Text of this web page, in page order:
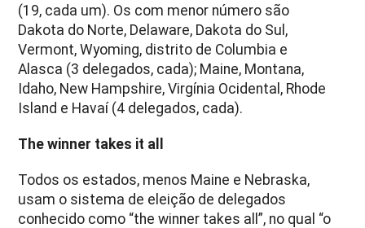
(19, cada um). Os com menor número são
Dakota do Norte, Delaware, Dakota do Sul,
Vermont, Wyoming, distrito de Columbia e
Alasca (3 delegados, cada); Maine, Montana,
Idaho, New Hampshire, Virgínia Ocidental, Rhode
Island e Havaí (4 delegados, cada).
The winner takes it all
Todos os estados, menos Maine e Nebraska,
usam o sistema de eleição de delegados
conhecido como “the winner takes all”, no qual “o